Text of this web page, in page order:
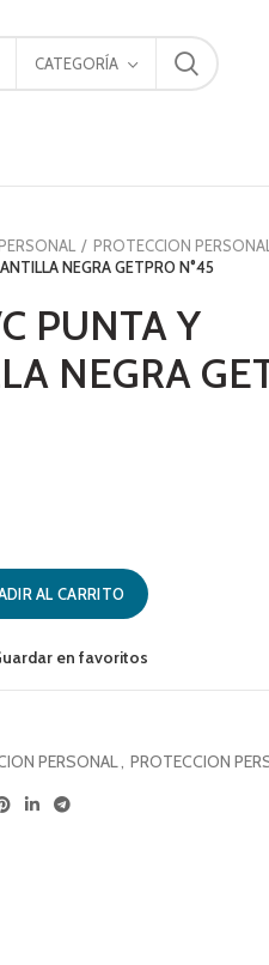
CATEGORÍA
PROTECCION PERSONAL
NEGRA GETPRO N°45
PUNTA Y
NEGRA
NEGRA GETPRO N°45
AL CARRITO
en favoritos
PERSONAL, PROTECCION